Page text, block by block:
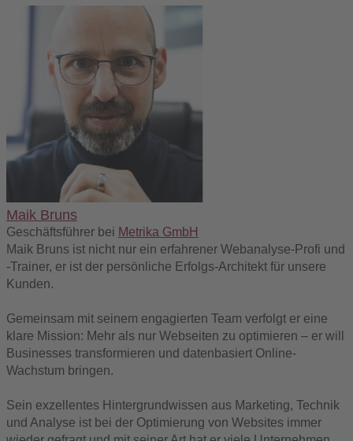
Maik Bruns
Geschäftsführer bei Metrika GmbH
Maik Bruns ist nicht nur ein erfahrener Webanalyse-Profi und
-Trainer, er ist der persönliche Erfolgs-Architekt für unsere
Kunden.
Gemeinsam mit seinem engagierten Team verfolgt er eine
klare Mission: Mehr als nur Webseiten zu optimieren – er will
Businesses transformieren und datenbasiert Online-
Wachstum bringen.
Sein exzellentes Hintergrundwissen aus Marketing, Technik
und Analyse ist bei der Optimierung von Websites immer